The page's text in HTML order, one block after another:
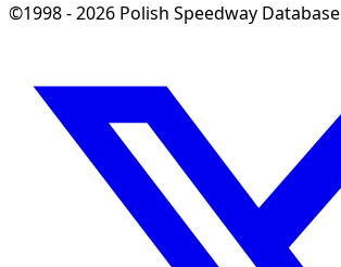
©1998 - 2026 Polish Speedway Database